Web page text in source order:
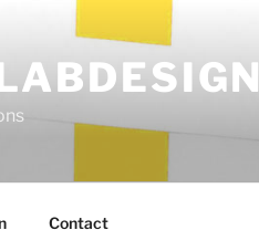
Contact